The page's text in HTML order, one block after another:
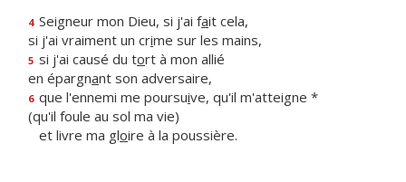
4 Seigneur mon Dieu, si j'ai fait cela,
si j'ai vraiment un crime sur les mains,
5 si j'ai causé du tort à mon allié
en épargnant son adversaire,
6 que l'ennemi me poursuive, qu'il m'atteigne *
(qu'il foule au sol ma vie)
et livre ma gloire à la poussière.